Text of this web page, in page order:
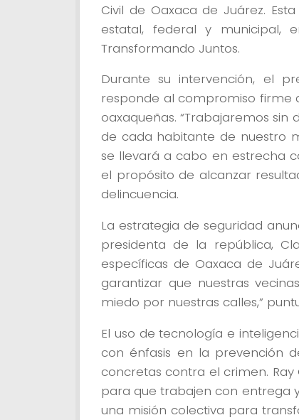
Civil de Oaxaca de Juárez.
estatal, federal y municipal,
Transformando Juntos.
Durante su intervención, el
responde al compromiso firme
oaxaqueñas. “Trabajaremos
de cada habitante de nuestro
se llevará a cabo en estrecha
el propósito de alcanzar
delincuencia.
La estrategia de seguridad
presidenta de la república,
específicas de Oaxaca de
garantizar que nuestras
miedo por nuestras calles,”
El uso de tecnología e
con énfasis en la prevención
concretas contra el crimen.
para que trabajen con entrega
una misión colectiva para